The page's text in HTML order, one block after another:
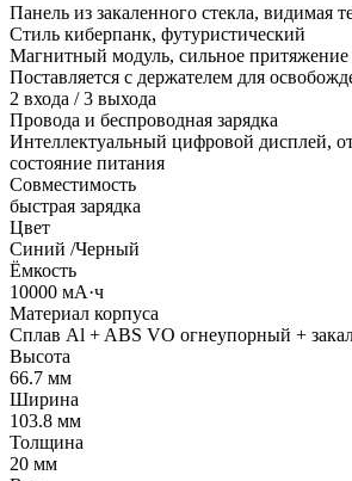
Панель из закаленного стекла, видимая
Стиль киберпанк, футуристический
Магнитный модуль, сильное притяжение
Поставляется с держателем для
2 входа / 3 выхода
Провода и беспроводная зарядка
Интеллектуальный цифровой дисплей,
состояние питания
Совместимость
быстрая зарядка
Цвет
Синий /Черный
Ёмкость
10000 мА·ч
Материал корпуса
Сплав Al + ABS VO огнеупорный +
Высота
66.7 мм
Ширина
103.8 мм
Толщина
20 мм